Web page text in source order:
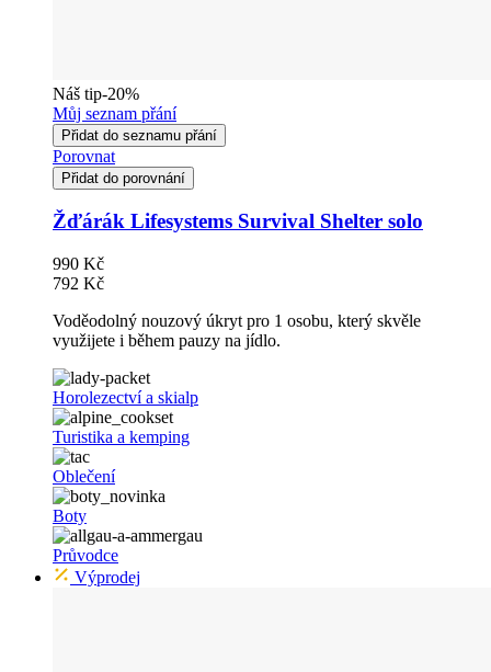
Náš tip-20%
Můj seznam přání
Přidat do seznamu přání
Porovnat
Přidat do porovnání
Žďárák Lifesystems Survival Shelter solo
990 Kč
792 Kč
Voděodolný nouzový úkryt pro 1 osobu, který skvěle
využijete i během pauzy na jídlo.
Horolezectví a skialp
Turistika a kemping
Oblečení
Boty
Průvodce
Výprodej